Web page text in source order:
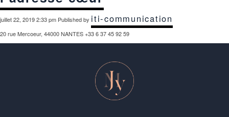
juillet 22, 2019 2:33 pm Published by iti-communication
20 rue Mercoeur, 44000 NANTES +33 6 37 45 92 59